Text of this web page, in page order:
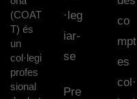
(COAT
T) és
un
col·legi
profes
sional
·leg
iar-
se
Pre
co
mpt
es
col·